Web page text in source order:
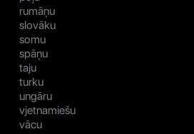
rumāņu
slovāku
somu
spāņu
taju
turku
ungāru
vjetnamiešu
vācu